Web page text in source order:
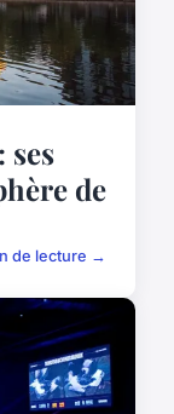
ses
de
de lecture →